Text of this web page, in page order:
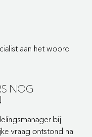
aan het woord
NOG
bij
vraag ontstond na